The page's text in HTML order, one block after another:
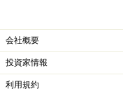
貯めるマイルを決め
しておきましょう。
会社概要
投資家情報
利用規約